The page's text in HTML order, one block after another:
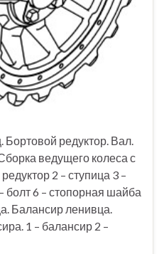
Бортовой редуктор. Вал.
ведущего колеса с
2 – ступица 3 –
болт 6 – стопорная шайба
Балансир ленивца.
1 – балансир 2 –